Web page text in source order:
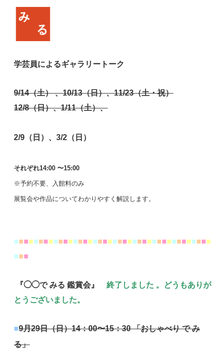
学芸員によるギャラリートーク
9/14（土）、10/13（日）、11/23（土・祝）
12/8（日）、1/11（土）、
2/9（日）、3/2（日）
それぞれ14:00 〜15:00
※予約不要、入館料のみ
展覧会や作品についてわかりやすく解説します。
■■■■■■■■■■■■■■■■■■■■■■■■■■■■■■■■■■■■■■■■
■■■
『◯◯で みる 鑑賞会』
終了しました 。どうもありが
とうございました。
■9月29日（日）14：00〜15：30「おしゃべり で み
る」